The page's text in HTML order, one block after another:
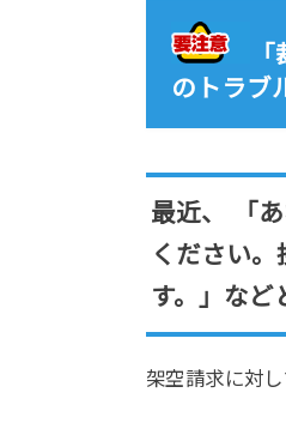
のトラブ
最近、 「
ください
す。」など
架空請求に対